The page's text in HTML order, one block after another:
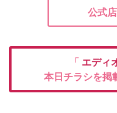
公式
「 エディ
本日チラシを掲